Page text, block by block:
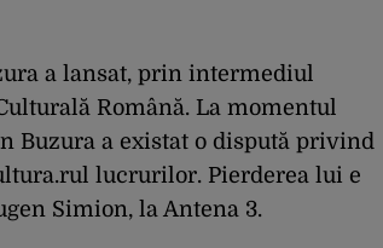
a lansat, prin intermediul
Română. La momentul
Buzura a existat o dispută privind
lucrurilor. Pierderea lui e
Simion, la Antena 3.